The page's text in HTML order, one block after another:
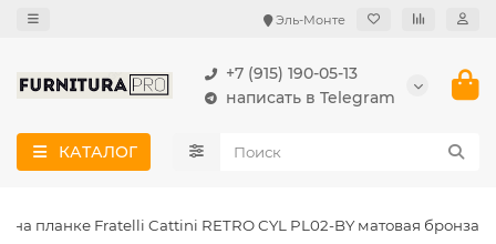
Эль-Монте
+7 (915) 190-05-13
написать в Telegram
КАТАЛОГ
на планке Fratelli Cattini RETRO CYL PL02-BY матовая бронза